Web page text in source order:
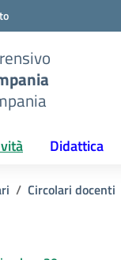
Didattica
Circolari docenti